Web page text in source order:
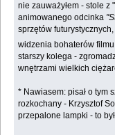
nie zauważyłem - stole
animowanego odcinka
sprzętów
widzenia bohaterów
starszy kolega -
wnętrzami wielkich
* Nawiasem: pisał o tym
rozkochany - Krzysztof
przepalone lampki - to